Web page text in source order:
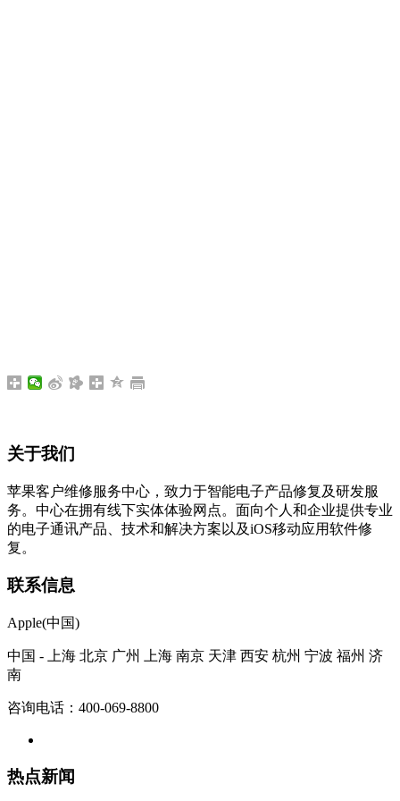
关于我们
苹果客户维修服务中心，致力于智能电子产品修复及研发服
务。中心在拥有线下实体体验网点。面向个人和企业提供专业
的电子通讯产品、技术和解决方案以及iOS移动应用软件修
复。
联系信息
Apple(中国)
中国 - 上海 北京 广州 上海 南京 天津 西安 杭州 宁波 福州 济
南
咨询电话：400-069-8800
热点新闻